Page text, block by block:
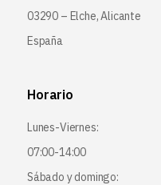
03290 – Elche, Alicante
España
Horario
Lunes-Viernes:
07:00-14:00
Sábado y domingo: